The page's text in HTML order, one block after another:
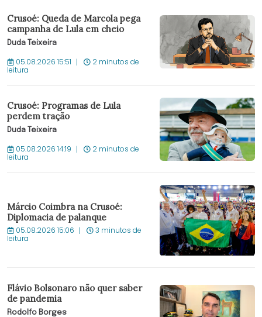
Crusoé: Queda de Marcola pega
campanha de Lula em cheio
Duda Teixeira
05.08.2026 15:51 2 minutos de
leitura
Crusoé: Programas de Lula
perdem tração
Duda Teixeira
05.08.2026 14:19 2 minutos de
leitura
Márcio Coimbra na Crusoé:
Diplomacia de palanque
05.08.2026 15:06 3 minutos de
leitura
Flávio Bolsonaro não quer saber
de pandemia
Rodolfo Borges